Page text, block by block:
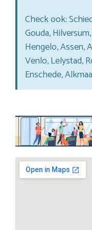
Check ook:
Gouda,
Hengelo, Assen,
Venlo, Lelystad,
Enschede,